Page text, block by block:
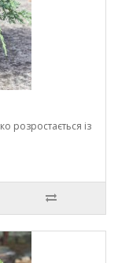
розростається із